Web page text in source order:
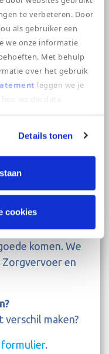
te verbeteren. Door
als gebruiker een
we onze informatie
Met behulp
over het gebruik
leggen we je
Details tonen
cookies
1.000
dag met
goede zorg.
en ontplooiing
met korte en
een prima
met moderne
die
komen. We
Zorgvervoer en
verschil maken?
.